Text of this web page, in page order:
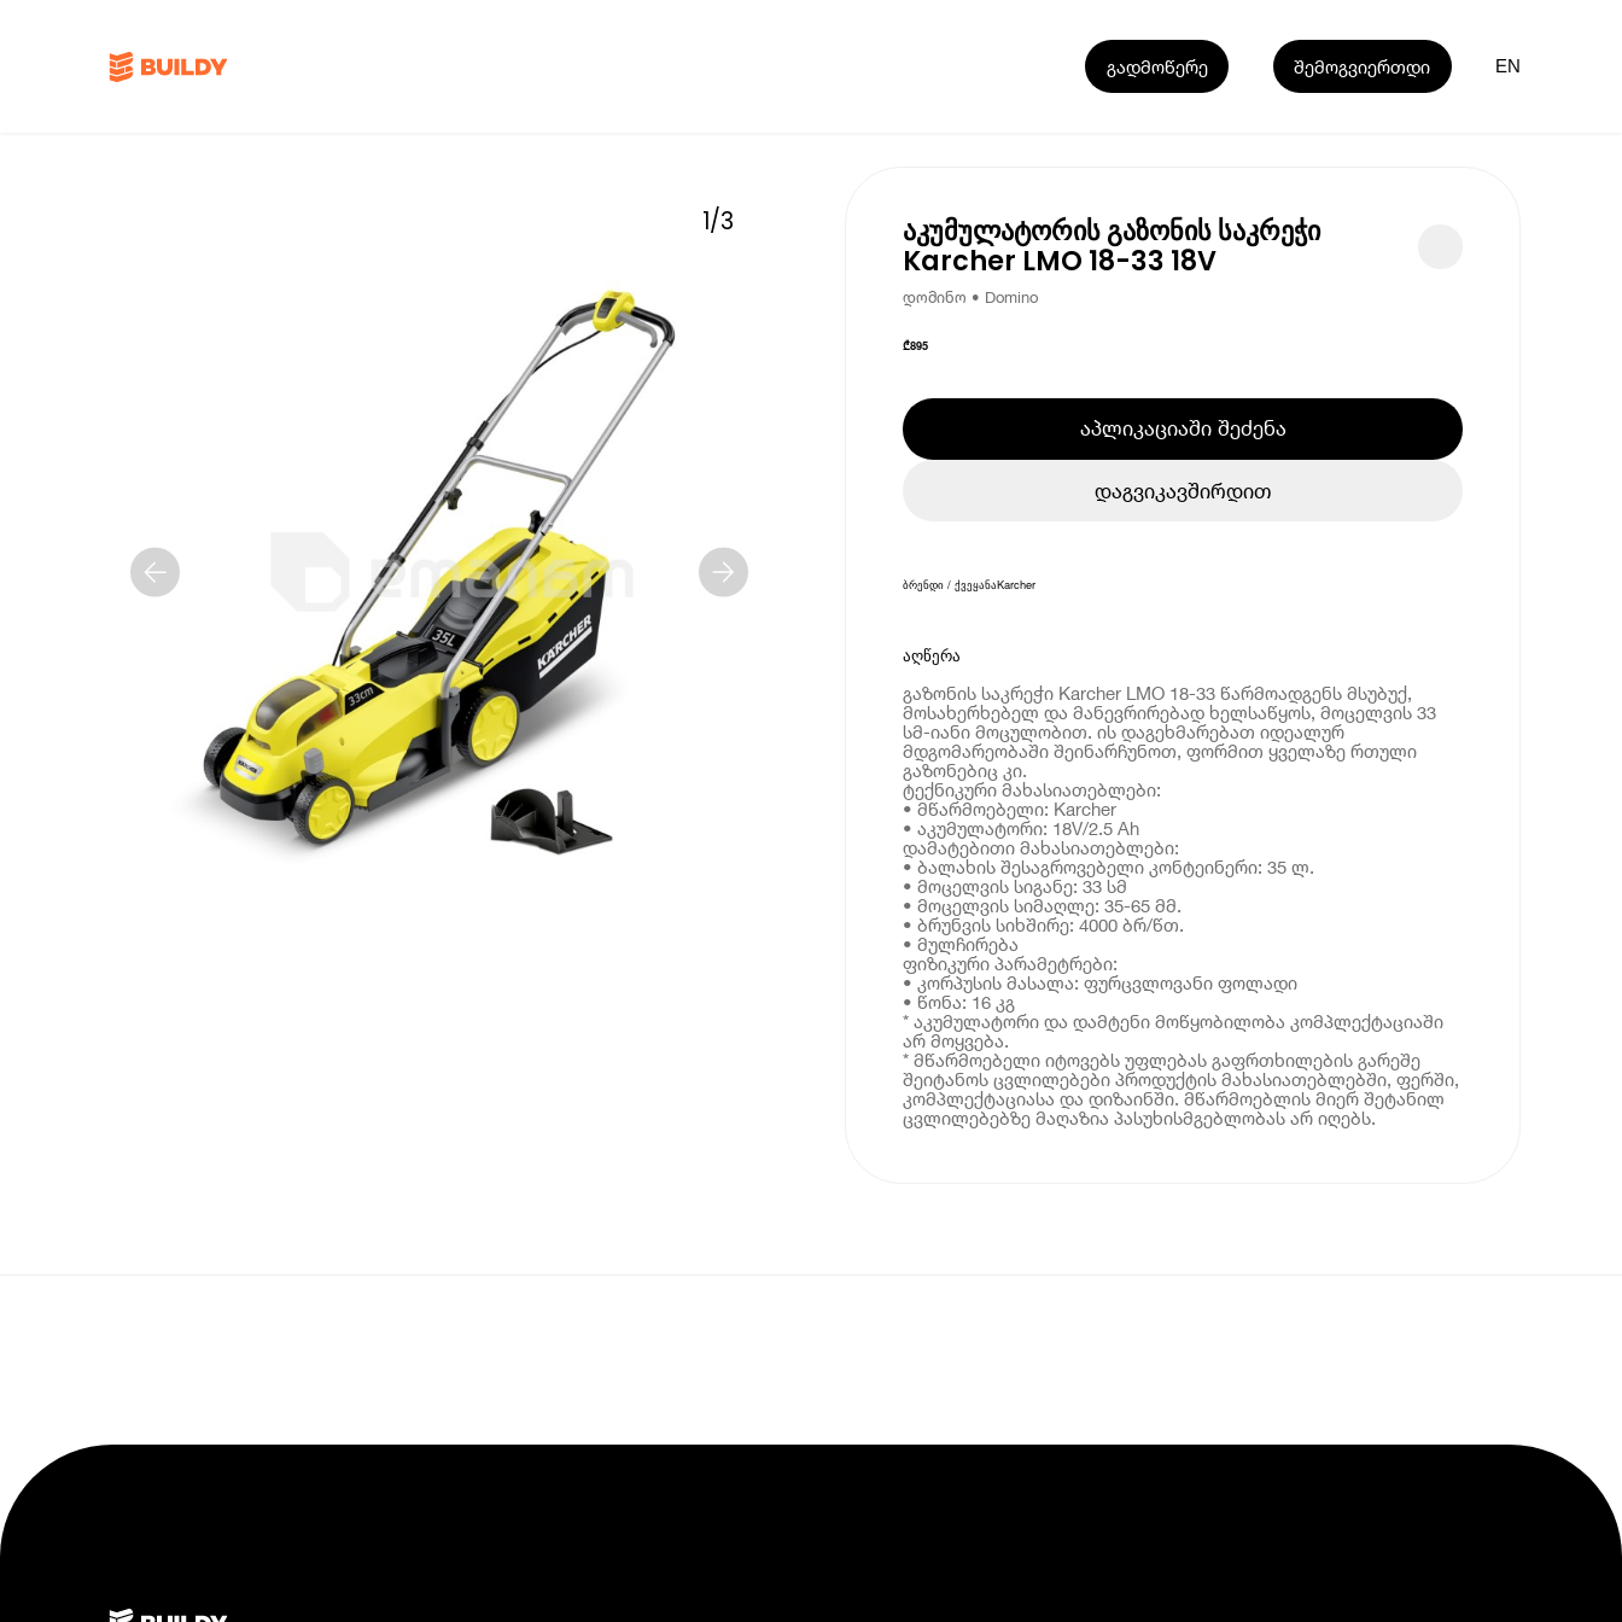
გადმოწერე შემოგვიერთდი EN
1/3 აკუმულატორის გაზონის საკრეჭი
Karcher LMO 18-33 18V
დომინო • Domino
₾895
აპლიკაციაში შეძენა
დაგვიკავშირდით
ბრენდი / ქვეყანაKarcher
აღწერა
გაზონის საკრეჭი Karcher LMO 18-33 წარმოადგენს მსუბუქ,
მოსახერხებელ და მანევრირებად ხელსაწყოს, მოცელვის 33
სმ-იანი მოცულობით. ის დაგეხმარებათ იდეალურ
მდგომარეობაში შეინარჩუნოთ, ფორმით ყველაზე რთული
გაზონებიც კი.
ტექნიკური მახასიათებლები:
• მწარმოებელი: Karcher
• აკუმულატორი: 18V/2.5 Ah
დამატებითი მახასიათებლები:
• ბალახის შესაგროვებელი კონტეინერი: 35 ლ.
• მოცელვის სიგანე: 33 სმ
• მოცელვის სიმაღლე: 35-65 მმ.
• ბრუნვის სიხშირე: 4000 ბრ/წთ.
• მულჩირება
ფიზიკური პარამეტრები:
• კორპუსის მასალა: ფურცვლოვანი ფოლადი
• წონა: 16 კგ
* აკუმულატორი და დამტენი მოწყობილობა კომპლექტაციაში
არ მოყვება.
* მწარმოებელი იტოვებს უფლებას გაფრთხილების გარეშე
შეიტანოს ცვლილებები პროდუქტის მახასიათებლებში, ფერში,
კომპლექტაციასა და დიზაინში. მწარმოებლის მიერ შეტანილ
ცვლილებებზე მაღაზია პასუხისმგებლობას არ იღებს.